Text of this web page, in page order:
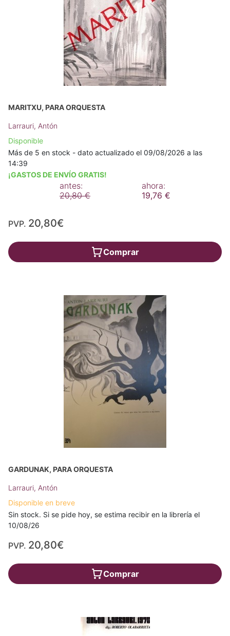
MARITXU, PARA ORQUESTA
Larrauri, Antón
Disponible
Más de 5 en stock - dato actualizado el 09/08/2026 a las
14:39
¡GASTOS DE ENVÍO GRATIS!
antes:
20,80 €
ahora:
19,76 €
PVP. 20,80€
Comprar
GARDUNAK, PARA ORQUESTA
Larrauri, Antón
Disponible en breve
Sin stock. Si se pide hoy, se estima recibir en la librería el
10/08/26
PVP. 20,80€
Comprar